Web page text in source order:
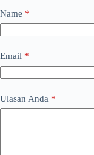
Name *
Email *
Ulasan Anda *